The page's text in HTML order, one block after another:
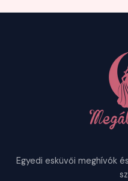
Egyedi esküvői meghívók